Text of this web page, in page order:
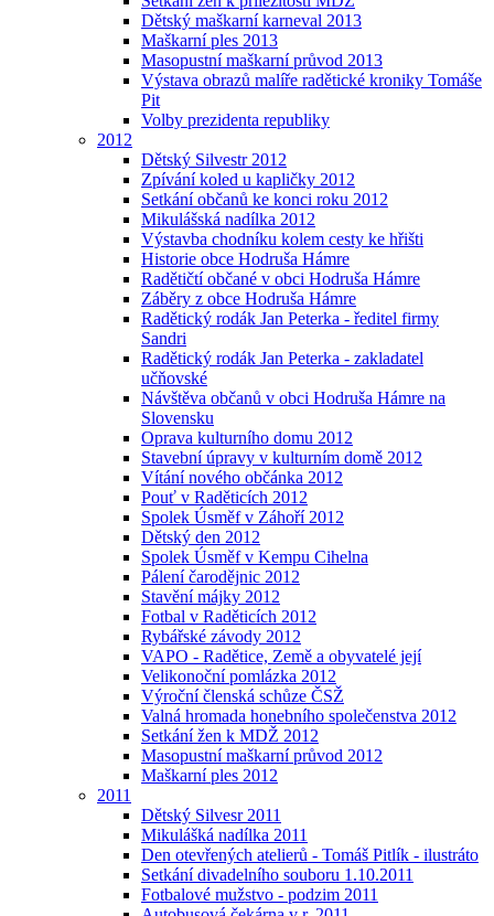
Dětský maškarní karneval 2013
Maškarní ples 2013
Masopustní maškarní průvod 2013
Výstava obrazů malíře radětické kroniky Tomáše
Pit
Volby prezidenta republiky
2012
Dětský Silvestr 2012
Zpívání koled u kapličky 2012
Setkání občanů ke konci roku 2012
Mikulášská nadílka 2012
Výstavba chodníku kolem cesty ke hřišti
Historie obce Hodruša Hámre
Radětičtí občané v obci Hodruša Hámre
Záběry z obce Hodruša Hámre
Radětický rodák Jan Peterka - ředitel firmy
Sandri
Radětický rodák Jan Peterka - zakladatel
učňovské
Návštěva občanů v obci Hodruša Hámre na
Slovensku
Oprava kulturního domu 2012
Stavební úpravy v kulturním domě 2012
Vítání nového občánka 2012
Pouť v Raděticích 2012
Spolek Úsměf v Záhoří 2012
Dětský den 2012
Spolek Úsměf v Kempu Cihelna
Pálení čarodějnic 2012
Stavění májky 2012
Fotbal v Raděticích 2012
Rybářské závody 2012
VAPO - Radětice, Země a obyvatelé její
Velikonoční pomlázka 2012
Výroční členská schůze ČSŽ
Valná hromada honebního společenstva 2012
Setkání žen k MDŽ 2012
Masopustní maškarní průvod 2012
Maškarní ples 2012
2011
Dětský Silvesr 2011
Mikulášká nadílka 2011
Den otevřených atelierů - Tomáš Pitlík - ilustráto
Setkání divadelního souboru 1.10.2011
Fotbalové mužstvo - podzim 2011